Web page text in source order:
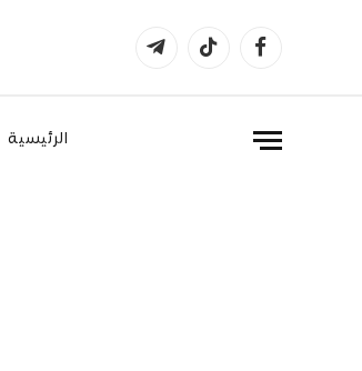
فيسبوكتيكتوكتيلقرام
الرئيسية